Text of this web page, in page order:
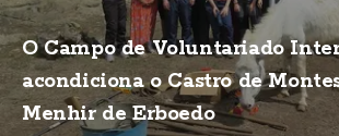
O Campo de Voluntariado
acondiciona o Castro de
Menhir de Erboedo